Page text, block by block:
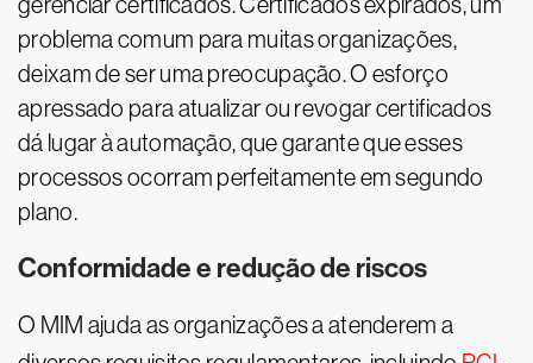
problema comum para muitas organizações,
deixam de ser uma preocupação. O esforço
apressado para atualizar ou revogar certificados
dá lugar à automação, que garante que esses
processos ocorram perfeitamente em segundo
plano.
Conformidade e redução de riscos
O MIM ajuda as organizações a atenderem a